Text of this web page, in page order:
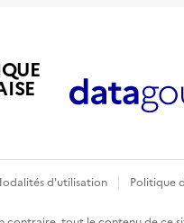
d'utilisation Politique